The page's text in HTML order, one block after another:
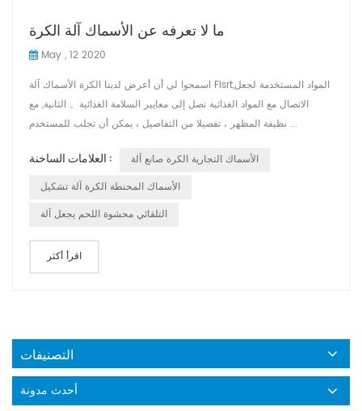
ما لا تعرفه عن الأسماك آلة الكرة
May , 12 2020
اسمحوا لي أن أعرض لدينا الكرة الأسماك آلة Fisrt,المواد المستخدمة لجعل
الاتصال مع المواد الغذائية تصل إلى معايير السلامة الغذائية。 الثانية, مع
نظيفة المظهر ، تفصيلا من التفاصيل ، يمكن أن تجلب للمستخدم ...
العلامات الساخنة :
الأسماك التجارية الكرة صانع آلة
الأسماك المحنطة الكرة آلة تشكيل
التلقائي محشوة اللحم يجعل آلة
اقرأ أكثر
التصنيفات
أحدث مدونة